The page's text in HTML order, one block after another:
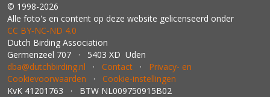
© 1998-2026
Alle foto's en content op deze website gelicenseerd onder
CC BY‑NC‑ND 4.0
Dutch Birding Association
Germenzeel 707 · 5403 XD Uden
dba@dutchbirding.nl · Contact · Privacy- en
Cookievoorwaarden · Cookie-instellingen
KvK 41201763 · BTW NL009750915B02